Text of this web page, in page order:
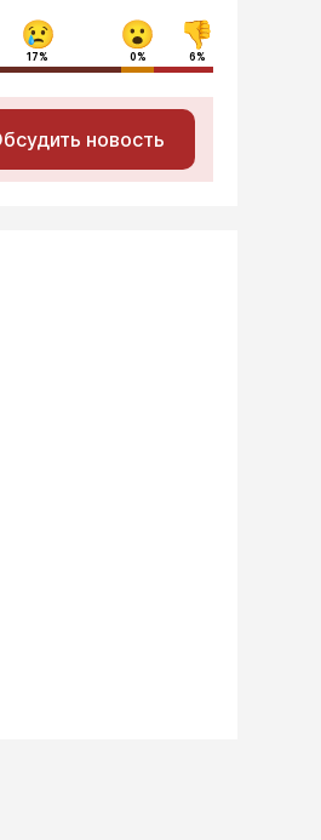
17% 0% 6%
новость